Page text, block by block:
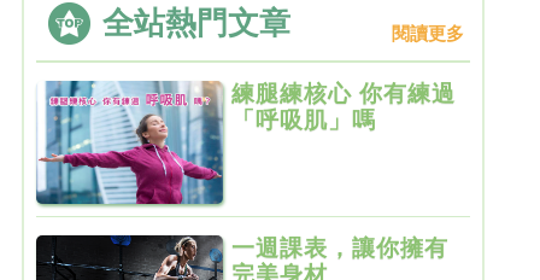
全站熱門文章 閱讀更多
練腿練核心 你有練過
「呼吸肌」嗎
一週課表，讓你擁有